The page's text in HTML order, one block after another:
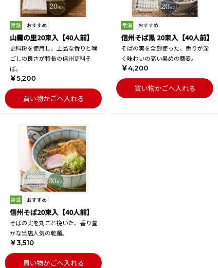
山霧の里20束入【40人前】
更科粉を使用し、上品な香りと喉
ごしの良さが特長の信州更科そ
ば。
￥5,200
買い物かごへ入れる
信州そば黒 20束入【40人前】
そばの実を全部使った、香りが深
く味わいの高い黒めの蕎麦。
￥4,200
買い物かごへ入れる
信州そば20束入【40人前】
そばの実を丸ごと挽いた、香り豊
かな当店人気の乾麺。
￥3,510
買い物かごへ入れる